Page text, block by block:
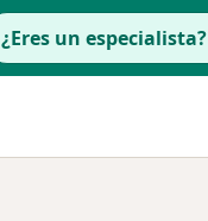
¿Eres un especialista?